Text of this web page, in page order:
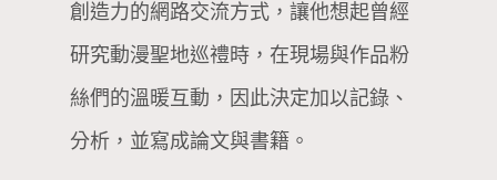
創造力的網路交流方式，讓他想起曾經
研究動漫聖地巡禮時，在現場與作品粉
絲們的溫暖互動，因此決定加以記錄、
分析，並寫成論文與書籍。